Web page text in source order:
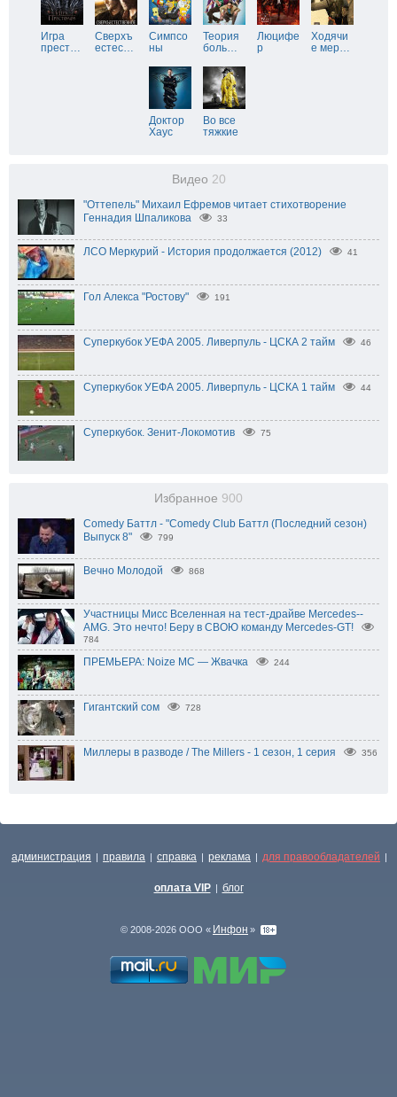
Игра
прест…
Сверхъ
естес…
Симпсо
ны
Теория
боль…
Люцифе
р
Ходячи
е мер…
Доктор
Хаус
Во все
тяжкие
Видео 20
"Оттепель" Михаил Ефремов читает стихотворение
Геннадия Шпаликова
33
ЛСО Меркурий - История продолжается (2012) 41
Гол Алекса "Ростову" 191
Суперкубок УЕФА 2005. Ливерпуль - ЦСКА 2 тайм 46
Суперкубок УЕФА 2005. Ливерпуль - ЦСКА 1 тайм 44
Суперкубок. Зенит-Локомотив 75
Избранное 900
Comedy Баттл - "Comedy Club Баттл (Последний сезон)
Выпуск 8"
799
Вечно Молодой 868
Участницы Мисс Вселенная на тест-драйве Mercedes--
AMG. Это нечто! Беру в СВОЮ команду Mercedes-GT!
784
ПРЕМЬЕРА: Noize MC — Жвачка 244
Гигантский сом 728
Миллеры в разводе / The Millers - 1 сезон, 1 серия 356
администрация | правила | справка | реклама | для правообладателей |
оплата VIP | блог
© 2008-2026 ООО « Инфон »